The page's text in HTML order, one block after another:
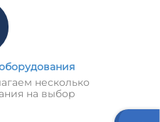
несколько
на выбор